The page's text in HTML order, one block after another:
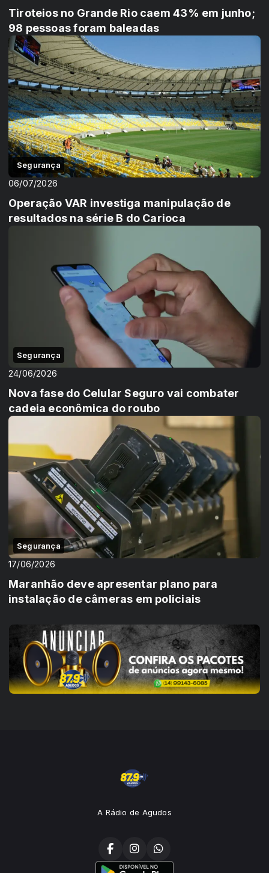
Tiroteios no Grande Rio caem 43% em junho;
98 pessoas foram baleadas
Segurança
06/07/2026
Operação VAR investiga manipulação de
resultados na série B do Carioca
Segurança
24/06/2026
Nova fase do Celular Seguro vai combater
cadeia econômica do roubo
Segurança
17/06/2026
Maranhão deve apresentar plano para
instalação de câmeras em policiais
A Rádio de Agudos